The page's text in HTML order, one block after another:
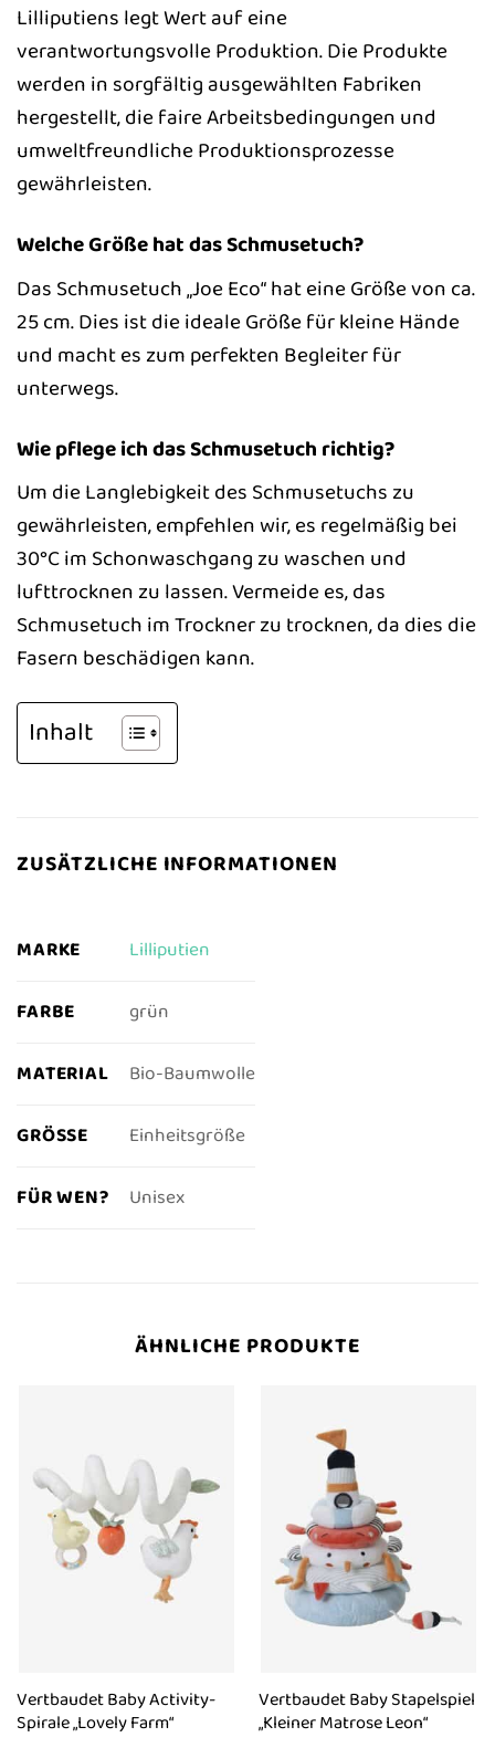
Lilliputiens legt Wert auf eine
verantwortungsvolle Produktion. Die Produkte
werden in sorgfältig ausgewählten Fabriken
hergestellt, die faire Arbeitsbedingungen und
umweltfreundliche Produktionsprozesse
gewährleisten.
Welche Größe hat das Schmusetuch?
Das Schmusetuch „Joe Eco“ hat eine Größe von ca.
25 cm. Dies ist die ideale Größe für kleine Hände
und macht es zum perfekten Begleiter für
unterwegs.
Wie pflege ich das Schmusetuch richtig?
Um die Langlebigkeit des Schmusetuchs zu
gewährleisten, empfehlen wir, es regelmäßig bei
30°C im Schonwaschgang zu waschen und
lufttrocknen zu lassen. Vermeide es, das
Schmusetuch im Trockner zu trocknen, da dies die
Fasern beschädigen kann.
Inhalt
ZUSÄTZLICHE INFORMATIONEN
MARKE Lilliputien
FARBE grün
MATERIAL Bio-Baumwolle
GRÖSSE Einheitsgröße
FÜR WEN? Unisex
ÄHNLICHE PRODUKTE
Vertbaudet Baby Activity-
Spirale „Lovely Farm“
Vertbaudet Baby Stapelspiel
„Kleiner Matrose Leon“